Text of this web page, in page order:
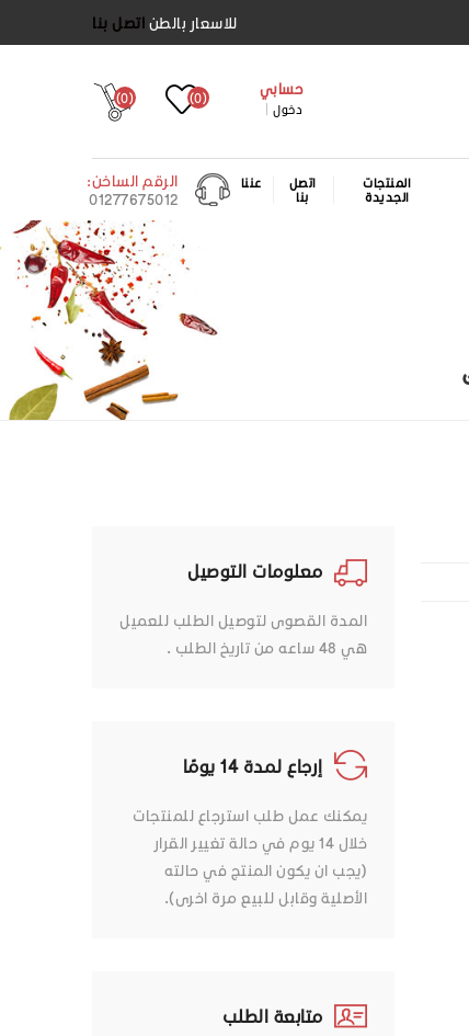
للاسعار بالطن اتصل بنا
حسابي
دخول
(0)
(0)
المنتجات
الجديدة
اتصل
بنا
عننا
الرقم الساخن:
01277675012
معلومات التوصيل
المدة القصوى لتوصيل الطلب للعميل
هي 48 ساعه من تاريخ الطلب .
إرجاع لمدة 14 يومًا
يمكنك عمل طلب استرجاع للمنتجات
خلال 14 يوم في حالة تغيير القرار
(يجب ان يكون المنتج في حالته
الأصلية وقابل للبيع مرة اخرى).
متابعة الطلب